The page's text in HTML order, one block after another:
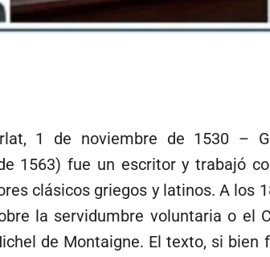
1 de noviembre de 1530 –
1563) fue un escritor y trabajó
clásicos griegos y latinos. A los
la servidumbre voluntaria o el
de Montaigne. El texto, si